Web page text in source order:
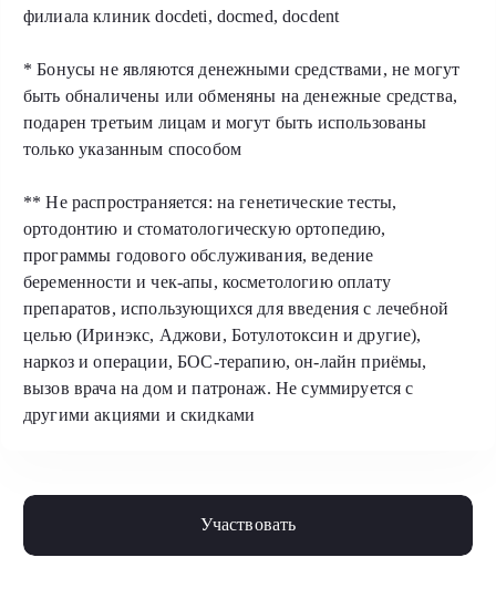
филиала клиник docdeti, docmed, docdent
* Бонусы не являются денежными средствами, не могут
быть обналичены или обменяны на денежные средства,
подарен третьим лицам и могут быть использованы
только указанным способом
** Не распространяется: на генетические тесты,
ортодонтию и стоматологическую ортопедию,
программы годового обслуживания, ведение
беременности и чек-апы, косметологию оплату
препаратов, использующихся для введения с лечебной
целью (Иринэкс, Аджови, Ботулотоксин и другие),
наркоз и операции, БОС-терапию, он-лайн приёмы,
вызов врача на дом и патронаж. Не суммируется с
другими акциями и скидками
Участвовать